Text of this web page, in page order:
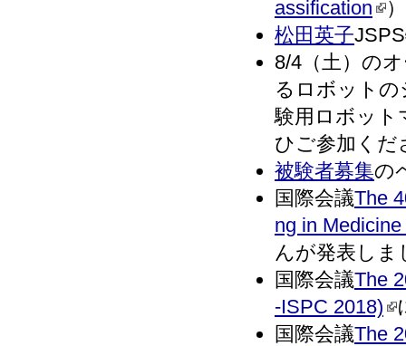
assification
松田英子
8/4（土）の
るロボット
験用ロボット
ひご参加くだ
被験者募集の
国際会議The
ng in
んが発表しま
国際会議The
-ISPC 2018)
国際会議The